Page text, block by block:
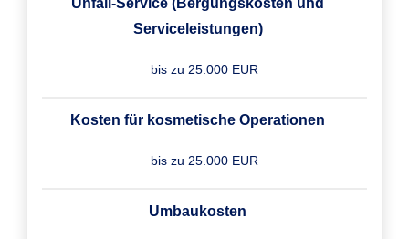
Unfall-Service (Bergungskosten und
Serviceleistungen)
bis zu 25.000 EUR
Kosten für kosmetische Operationen
bis zu 25.000 EUR
Umbaukosten